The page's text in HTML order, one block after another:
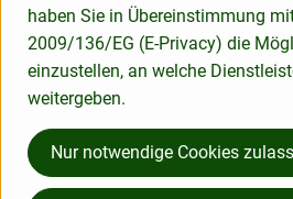
Hersteller: Greenorganics
Deutschland
greenorganics
haben Sie in Übereinstimmung
2009/136/EG (E-Privacy) die
einzustellen, an welche
weitergeben.
Nur notwendige Cookies